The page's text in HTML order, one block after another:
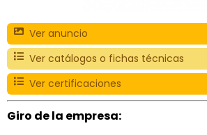
Ver anuncio
Ver catálogos o fichas técnicas
Ver certificaciones
Giro de la empresa: